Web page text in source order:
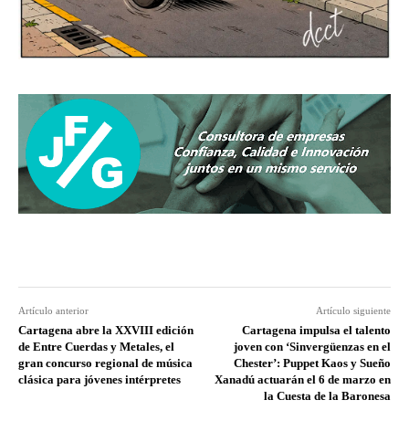
Artículo anterior
Cartagena abre la XXVIII edición
de Entre Cuerdas y Metales, el
gran concurso regional de música
clásica para jóvenes intérpretes
Artículo siguiente
Cartagena impulsa el talento
joven con ‘Sinvergüenzas en el
Chester’: Puppet Kaos y Sueño
Xanadú actuarán el 6 de marzo en
la Cuesta de la Baronesa